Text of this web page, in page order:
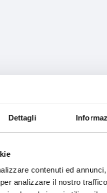
Dettagli
contenuti ed
analizzare il nostro